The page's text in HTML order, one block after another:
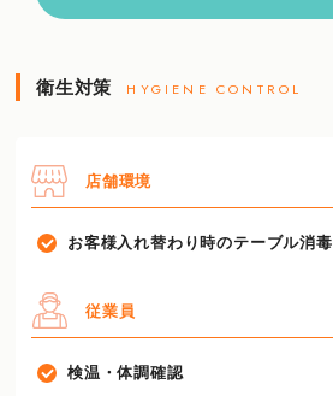
衛生対策 HYGIENE CONTROL
店舗環境
お客様入れ替わり時のテーブル消毒
従業員
検温・体調確認